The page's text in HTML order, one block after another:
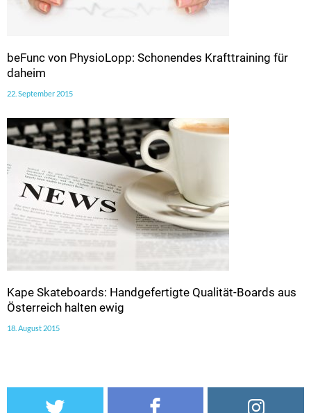
beFunc von PhysioLopp: Schonendes Krafttraining für
daheim
22. September 2015
Kape Skateboards: Handgefertigte Qualität-Boards aus
Österreich halten ewig
18. August 2015